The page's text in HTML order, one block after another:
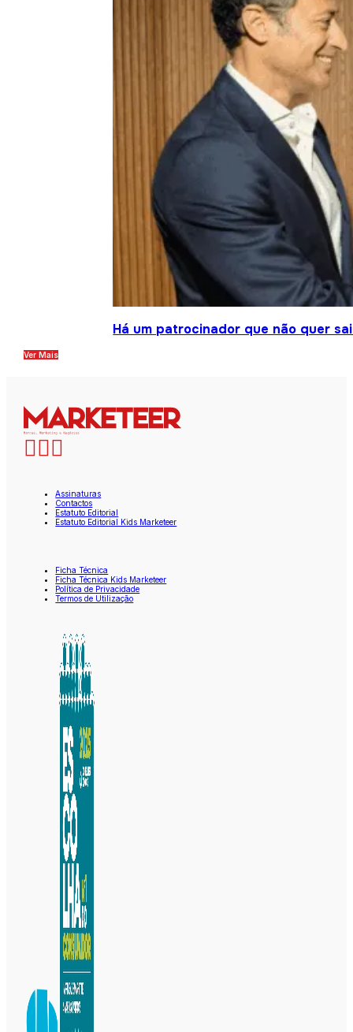
Há um patrocinador que não quer
Ver Mais
Assinaturas
Contactos
Estatuto Editorial
Estatuto Editorial Kids Marketeer
Ficha Técnica
Ficha Técnica Kids Marketeer
Política de Privacidade
Termos de Utilização